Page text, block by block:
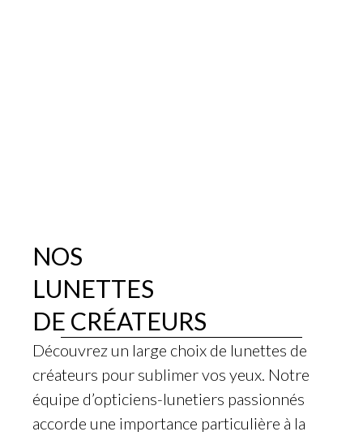
NOS
LUNETTES
DE CRÉATEURS
Découvrez un large choix de lunettes de
créateurs pour sublimer vos yeux. Notre
équipe d’opticiens-lunetiers passionnés
accorde une importance particulière à la